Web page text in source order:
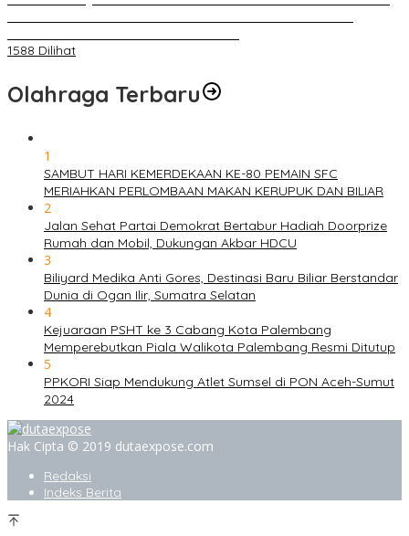
1588 Dilihat
Olahraga Terbaru
1
SAMBUT HARI KEMERDEKAAN KE-80 PEMAIN SFC
MERIAHKAN PERLOMBAAN MAKAN KERUPUK DAN BILIAR
2
Jalan Sehat Partai Demokrat Bertabur Hadiah Doorprize
Rumah dan Mobil, Dukungan Akbar HDCU
3
Biliyard Medika Anti Gores, Destinasi Baru Biliar Berstandar
Dunia di Ogan Ilir, Sumatra Selatan
4
Kejuaraan PSHT ke 3 Cabang Kota Palembang
Memperebutkan Piala Walikota Palembang Resmi Ditutup
5
PPKORI Siap Mendukung Atlet Sumsel di PON Aceh-Sumut
2024
Hak Cipta © 2019 dutaexpose.com
Redaksi
Indeks Berita